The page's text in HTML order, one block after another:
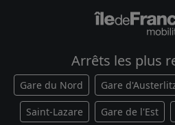
Arrêts les plus
Gare du Nord Gare
Saint-Lazare Gare de l'Est